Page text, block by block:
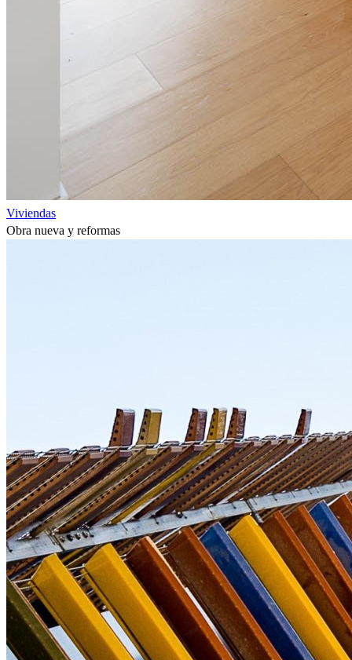
Viviendas
Obra nueva y reformas